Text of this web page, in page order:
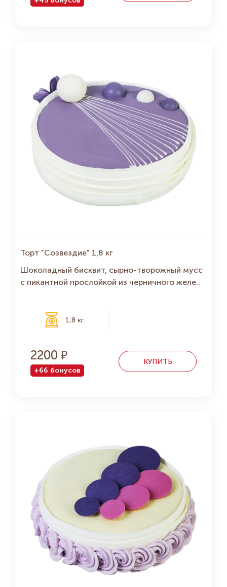
Торт "Созвездие" 1,8 кг
Шоколадный бисквит, сырно-творожный мусс
с пикантной прослойкой из черничного желе..
1,8 кг.
2200
+66 бонусов
КУПИТЬ